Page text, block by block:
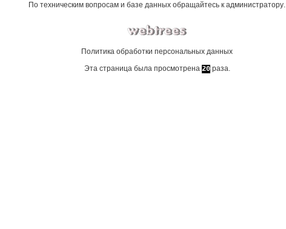
По техническим вопросам и базе данных обращайтесь к администратору.
Политика обработки персональных данных
Эта страница была просмотрена 20раза.